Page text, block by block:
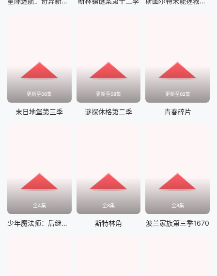
更新至06集
末日地堡第三季
更新至08集
谜探休格第二季
更新至02集
青春碎片
全4集
少年魔法师：后继者第三季
全8集
斯特林角
全8集
波兰家族第三季1670